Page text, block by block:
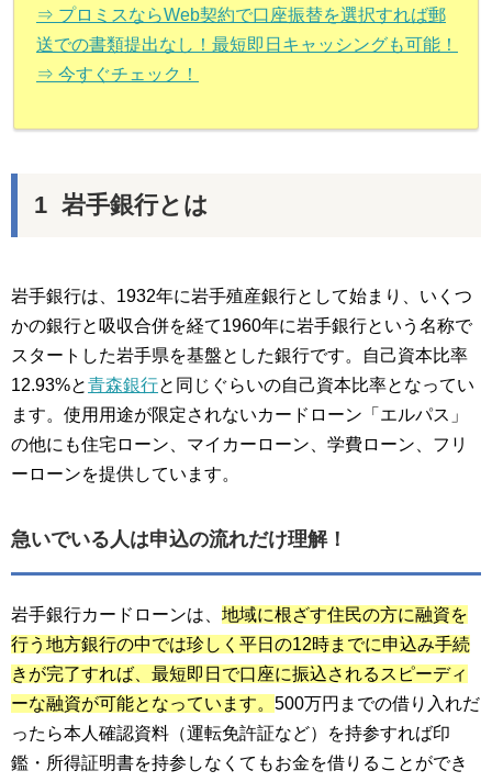
⇒ プロミスならWeb契約で口座振替を選択すれば郵
送での書類提出なし！最短即日キャッシングも可能！
⇒ 今すぐチェック！
岩手銀行とは
岩手銀行は、1932年に岩手殖産銀行として始まり、いくつ
かの銀行と吸収合併を経て1960年に岩手銀行という名称で
スタートした岩手県を基盤とした銀行です。自己資本比率
12.93%と青森銀行と同じぐらいの自己資本比率となってい
ます。使用用途が限定されないカードローン「エルパス」
の他にも住宅ローン、マイカーローン、学費ローン、フリ
ーローンを提供しています。
急いでいる人は申込の流れだけ理解！
岩手銀行カードローンは、 地域に根ざす住民の方に融資を
行う地方銀行の中では珍しく平日の12時までに申込み手続
きが完了すれば、最短即日で口座に振込されるスピーディ
ーな融資が可能となっています。 500万円までの借り入れだ
ったら本人確認資料（運転免許証など）を持参すれば印
鑑・所得証明書を持参しなくてもお金を借りることができ